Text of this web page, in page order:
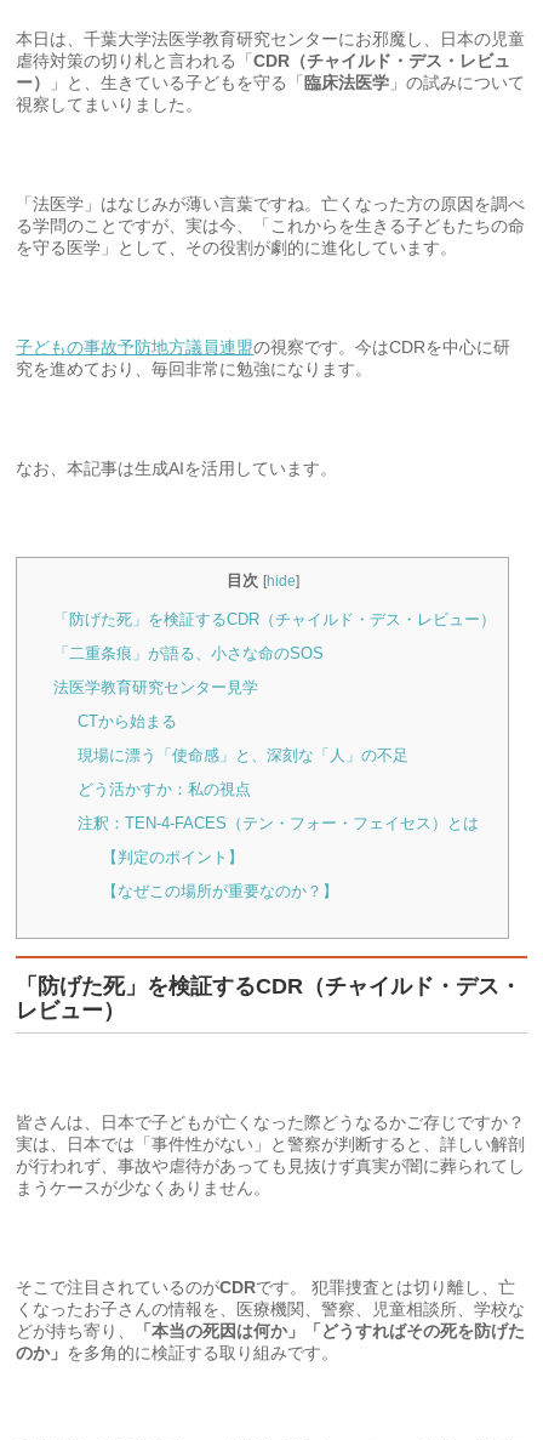
本日は、千葉大学法医学教育研究センターにお邪魔し、日本の児童
虐待対策の切り札と言われる「CDR（チャイルド・デス・レビュ
ー）
」と、生きている子どもを守る「 臨床法医学 」の試みについて
視察してまいりました。
「法医学」はなじみが薄い言葉ですね。亡くなった方の原因を調べ
る学問のことですが、実は今、「これからを生きる子どもたちの命
を守る医学」として、その役割が劇的に進化しています。
子どもの事故予防地方議員連盟の視察です。今はCDRを中心に研
究を進めており、毎回非常に勉強になります。
なお、本記事は生成AIを活用しています。
目次 [hide]
「防げた死」を検証するCDR（チャイルド・デス・レビュー）
「二重条痕」が語る、小さな命のSOS
法医学教育研究センター見学
CTから始まる
現場に漂う「使命感」と、深刻な「人」の不足
どう活かすか：私の視点
注釈：TEN-4-FACES（テン・フォー・フェイセス）とは
【判定のポイント】
【なぜこの場所が重要なのか？】
「防げた死」を検証するCDR（チャイルド・デス・
レビュー）
皆さんは、日本で子どもが亡くなった際どうなるかご存じですか？
実は、日本では「事件性がない」と警察が判断すると、詳しい解剖
が行われず、事故や虐待があっても見抜けず真実が闇に葬られてし
まうケースが少なくありません。
そこで注目されているのがCDRです。 犯罪捜査とは切り離し、亡
くなったお子さんの情報を、医療機関、警察、児童相談所、学校な
どが持ち寄り、
「本当の死因は何か」「どうすればその死を防げた
のか」 を多角的に検証する取り組みです。